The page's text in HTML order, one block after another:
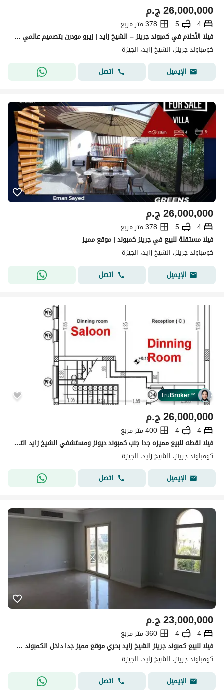
ج.م26,000,000
4
5
378 متر مربع
فيلا الأحلام في كمبوند جرينز – الشيخ زايد | زيرو مودرن بتصميم عالمي Smart Home | Ultra Luxury تشطيب فندقي
كومباوند جرينز، الشيخ زايد، الجيزة
الإيميل
اتصل
ج.م26,000,000
4
5
378 متر مربع
فيلا مستقلة للبيع في جرينز كمبوند | موقع مميز
كومباوند جرينز، الشيخ زايد، الجيزة
الإيميل
اتصل
TruBroker™
ج.م26,000,000
4
4
400 متر مربع
فيلا لقطه للبيع مميزه جدا جنب كمبوند ديونز ومستشفي الشيخ زايد التخصيصي كمبوند جيرنز فيلا
كومباوند جرينز، الشيخ زايد، الجيزة
الإيميل
اتصل
ج.م23,000,000
4
4
360 متر مربع
فيلا للبيع كمبوند جرينز الشيخ زايد بحري موقع مميز جدا داخل الكمبوند فيو علي لاند سكيب و بحيره
كومباوند جرينز، الشيخ زايد، الجيزة
الإيميل
اتصل